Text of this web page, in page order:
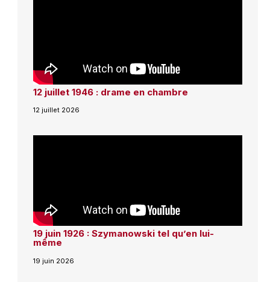
12 juillet 1946 : drame en chambre
12 juillet 2026
19 juin 1926 : Szymanowski tel qu’en lui-
même
19 juin 2026